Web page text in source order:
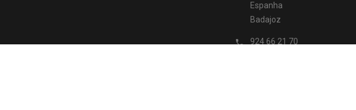
Espanha
Badajoz
 924 66 21 70